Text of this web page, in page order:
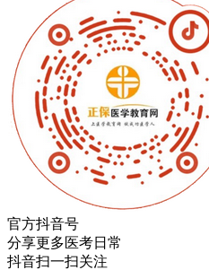
官方抖音号
分享更多医考日常
抖音扫一扫关注